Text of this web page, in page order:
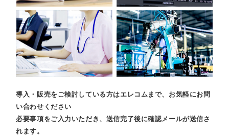
導入・販売をご検討している方はエレコムまで、お気軽にお問
い合わせください
必要事項をご入力いただき、送信完了後に確認メールが送信さ
れます。